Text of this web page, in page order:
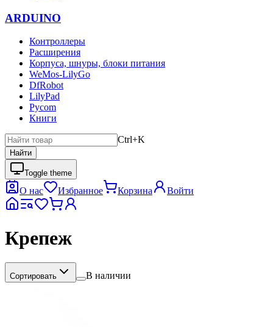
ARDUINO
Контроллеры
Расширения
Корпуса, шнуры, блоки питания
WeMos-LilyGo
DfRobot
LilyPad
Pycom
Книги
Ctrl+K
Найти
Toggle theme
О нас Избранное Корзина Войти
Крепеж
Сортировать В наличии